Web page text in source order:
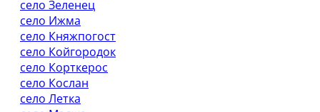
село Зеленец
село Ижма
село Княжпогост
село Койгородок
село Корткерос
село Кослан
село Летка